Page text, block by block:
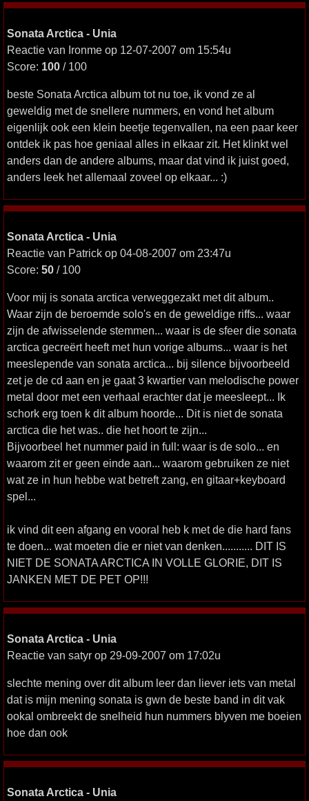
Sonata Arctica - Unia
Reactie van Ironme op 12-07-2007 om 15:54u
Score: 100 / 100
beste Sonata Arctica album tot nu toe, ik vond ze al
geweldig met de snellere nummers, en vond het album
eigenlijk ook een klein beetje tegenvallen, na een paar keer
ontdek ik pas hoe geniaal alles in elkaar zit. Het klinkt wel
anders dan de andere albums, maar dat vind ik juist goed,
anders leek het allemaal zoveel op elkaar... :)
Sonata Arctica - Unia
Reactie van Patrick op 04-08-2007 om 23:47u
Score: 50 / 100
Voor mij is sonata arctica verweggezakt met dit album..
Waar zijn de beroemde solo's en de geweldige riffs... waar
zijn de afwisselende stemmen... waar is de sfeer die sonata
arctica gecreërt heeft met hun vorige albums... waar is het
meeslepende van sonata arctica... bij silence bijvoorbeeld
zet je de cd aan en je gaat 3 kwartier van melodische power
metal door met een verhaal erachter dat je meesleept... Ik
schork erg toen k dit album hoorde... Dit is niet de sonata
arctica die het was.. die het hoort te zijn...
Bijvoorbeel het nummer paid in full: waar is de solo... en
waarom zit er geen einde aan... waarom gebruiken ze niet
wat ze in hun hebbe wat betreft zang, en gitaar+keyboard
spel...
ik vind dit een afgang en vooral heb k met de die hard fans
te doen... wat moeten die er niet van denken........... DIT IS
NIET DE SONATA ARCTICA IN VOLLE GLORIE, DIT IS
JANKEN MET DE PET OP!!!
Sonata Arctica - Unia
Reactie van satyr op 29-09-2007 om 17:02u
slechte mening over dit album leer dan liever iets van metal
dat is mijn mening sonata is gwn de beste band in dit vak
ookal ombreekt de snelheid hun nummers blyven me boeien
hoe dan ook
Sonata Arctica - Unia